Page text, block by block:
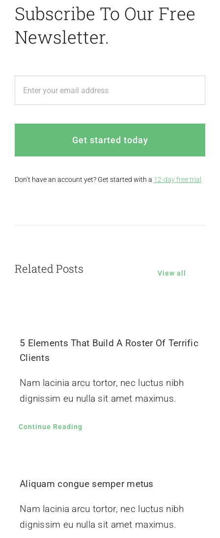
Subscribe To Our Free
Newsletter.
Get started today
Don’t have an account yet? Get started with a 12-day free trial
Related Posts View all
5 Elements That Build A Roster Of Terrific
Clients
Nam lacinia arcu tortor, nec luctus nibh
dignissim eu nulla sit amet maximus.
Continue Reading
Aliquam congue semper metus
Nam lacinia arcu tortor, nec luctus nibh
dignissim eu nulla sit amet maximus.